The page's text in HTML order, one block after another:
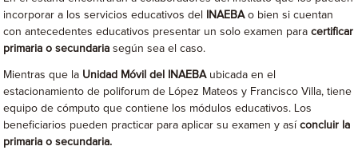
incorporar a los servicios educativos del
INAEBAo bien si cuentan
con antecedentes educativos presentar un solo examen paracertificar
primaria o secundaria según sea el caso.
Mientras que la Unidad Móvil del INAEBAubicada en el
estacionamiento de poliforum de López Mateos y Francisco Villa, tiene
equipo de cómputo que contiene los módulos educativos. Los
beneficiarios pueden practicar para aplicar su examen y asíconcluir la
primaria o secundaria.